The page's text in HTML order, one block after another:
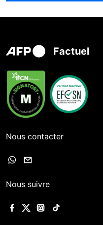
Factuel
Nous contacter
Nous suivre